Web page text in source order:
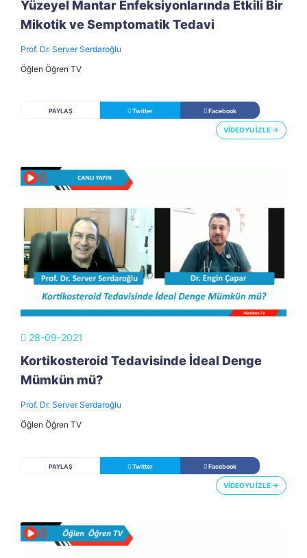
Yüzeyel Mantar Enfeksiyonlarında Etkili Bir
Mikotik ve Semptomatik Tedavi
Prof. Dr. Server Serdaroğlu
Öğlen Öğren TV
PAYLAŞ Twitter Facebook
VİDEOYU İZLE →
28-09-2021
Kortikosteroid Tedavisinde İdeal Denge
Mümkün mü?
Prof. Dr. Server Serdaroğlu
Öğlen Öğren TV
PAYLAŞ Twitter Facebook
VİDEOYU İZLE →